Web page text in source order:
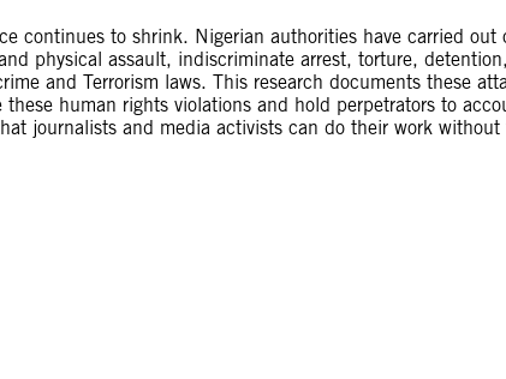
continues to shrink. Nigerian authorities have carried
physical assault, indiscriminate arrest, torture,
and Terrorism laws. This research documents these
these human rights violations and hold perpetrators to
journalists and media activists can do their work